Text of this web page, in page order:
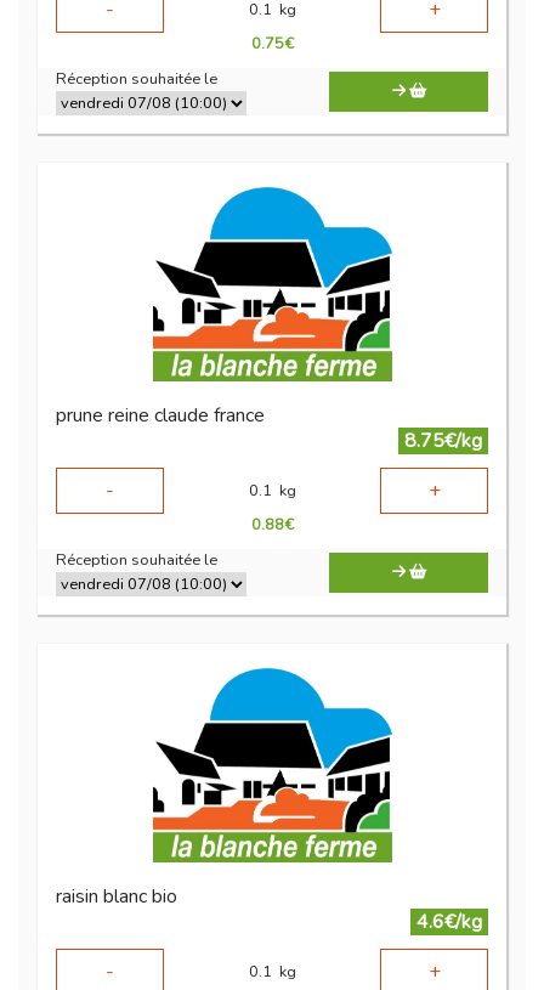
- 0.1 kg +
0.75€
Réception souhaitée le
prune reine claude france
8.75€/kg
-
0.1 kg +
0.88€
Réception souhaitée le
raisin blanc bio
4.6€/kg
-
0.1 kg +